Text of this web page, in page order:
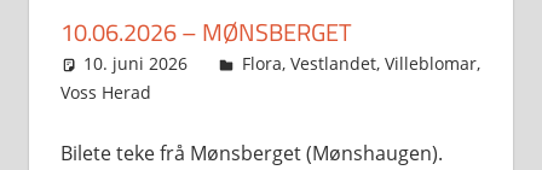
10.06.2026 – MØNSBERGET
10. juni 2026 Svein
Flora, Vestlandet, Villeblomar,
Voss Herad
Bilete teke frå Mønsberget (Mønshaugen).